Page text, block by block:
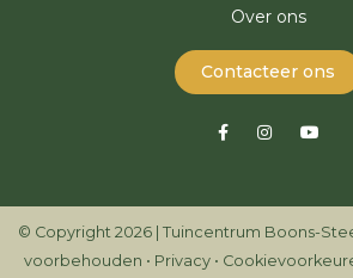
Over ons
Contacteer ons
© Copyright 2026 | Tuincentrum Boons-
voorbehouden • Privacy •